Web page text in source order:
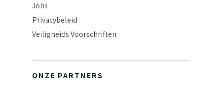
Jobs
Privacybeleid
Veiligheids Voorschriften
ONZE PARTNERS